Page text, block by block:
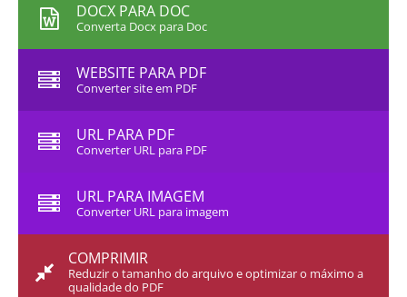
DOCX PARA DOC
Converta Docx para Doc
WEBSITE PARA PDF
Converter site em PDF
URL PARA PDF
Converter URL para PDF
URL PARA IMAGEM
Converter URL para imagem
COMPRIMIR
Reduzir o tamanho do arquivo e optimizar o máximo a
qualidade do PDF